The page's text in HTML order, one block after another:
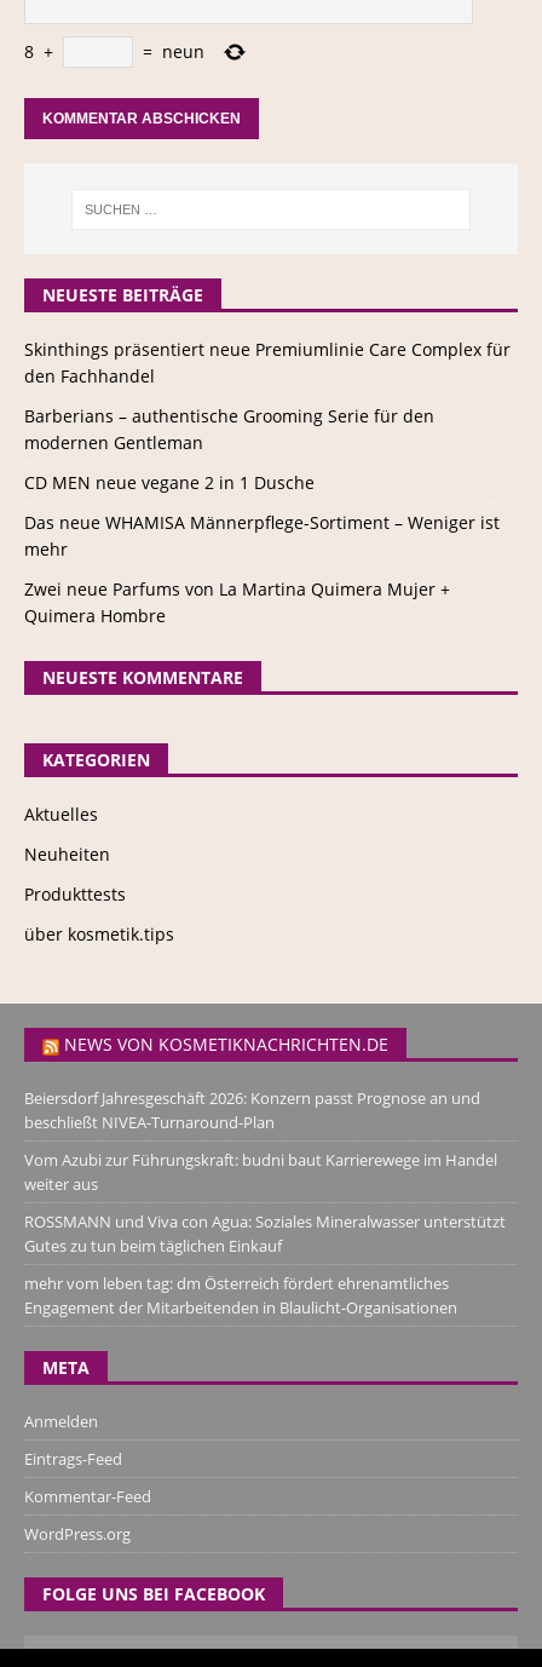
8 + = neun
NEUESTE BEITRÄGE
Skinthings präsentiert neue Premiumlinie Care Complex für
den Fachhandel
Barberians – authentische Grooming Serie für den
modernen Gentleman
CD MEN neue vegane 2 in 1 Dusche
Das neue WHAMISA Männerpflege-Sortiment – Weniger ist
mehr
Zwei neue Parfums von La Martina Quimera Mujer +
Quimera Hombre
NEUESTE KOMMENTARE
KATEGORIEN
Aktuelles
Neuheiten
Produkttests
über kosmetik.tips
NEWS VON KOSMETIKNACHRICHTEN.DE
Beiersdorf Jahresgeschäft 2026: Konzern passt Prognose an und
beschließt NIVEA-Turnaround-Plan
Vom Azubi zur Führungskraft: budni baut Karrierewege im Handel
weiter aus
ROSSMANN und Viva con Agua: Soziales Mineralwasser unterstützt
Gutes zu tun beim täglichen Einkauf
mehr vom leben tag: dm Österreich fördert ehrenamtliches
Engagement der Mitarbeitenden in Blaulicht-Organisationen
META
Anmelden
Eintrags-Feed
Kommentar-Feed
WordPress.org
FOLGE UNS BEI FACEBOOK